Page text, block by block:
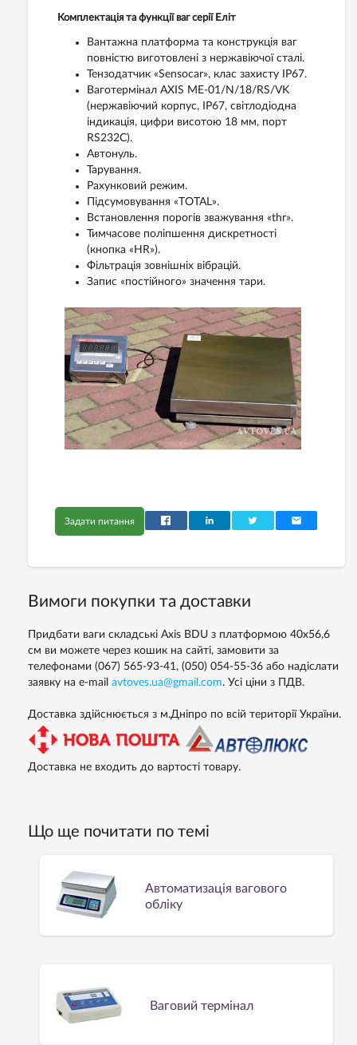
Комплектація та функції ваг серії Еліт
Вантажна платформа та конструкція ваг
повністю виготовлені з нержавіючої сталі.
Тензодатчик «Sensocar», клас захисту IP67.
Ваготермінал AXIS ME-01/N/18/RS/VK
(нержавіючий корпус, IP67, світлодіодна
індикація, цифри висотою 18 мм, порт
RS232C).
Автонуль.
Тарування.
Рахунковий режим.
Підсумовування «TOTAL».
Встановлення порогів зважування «thr».
Тимчасове поліпшення дискретності
(кнопка «HR»).
Фільтрація зовнішніх вібрацій.
Запис «постійного» значення тари.
Задати питання
Вимоги покупки та доставки
Придбати ваги складські Axis BDU з платформою 40х56,6
см ви можете через кошик на сайті, замовити за
телефонами (067) 565-93-41, (050) 054-55-36 або надіслати
заявку на e-mail avtoves.ua@gmail.com. Усі ціни з ПДВ.
Доставка здійснюється з м.Дніпро по всій території України.
Доставка не входить до вартості товару.
Що ще почитати по темі
Автоматизація вагового
обліку
Ваговий термінал